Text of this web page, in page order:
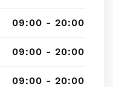
09:00 - 20:00
09:00 - 20:00
09:00 - 20:00